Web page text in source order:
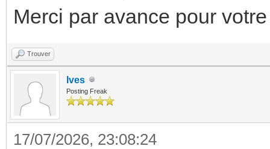
Merci par avance pour
Trouver
Ives
Posting Freak
17/07/2026, 23:08:24